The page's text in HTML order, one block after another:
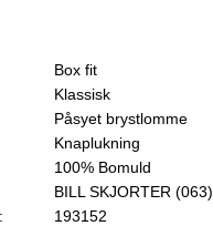
Box fit
Klassisk
Påsyet brystlomme
Knaplukning
100% Bomuld
BILL SKJORTER (063)
193152